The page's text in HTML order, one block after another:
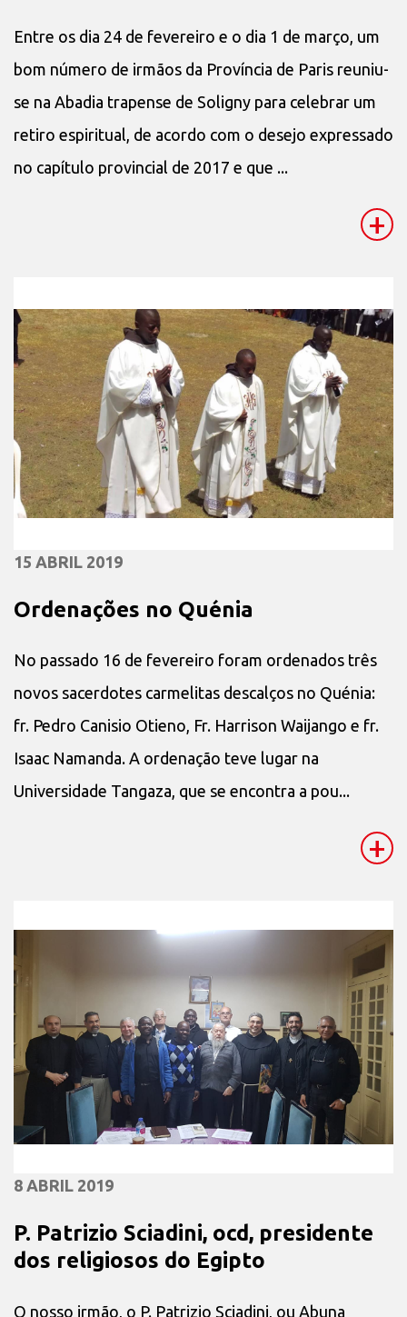
Entre os dia 24 de fevereiro e o dia 1 de março, um
bom número de irmãos da Província de Paris reuniu-
se na Abadia trapense de Soligny para celebrar um
retiro espiritual, de acordo com o desejo expressado
no capítulo provincial de 2017 e que ...
+
15 ABRIL 2019
Ordenações no Quénia
No passado 16 de fevereiro foram ordenados três
novos sacerdotes carmelitas descalços no Quénia:
fr. Pedro Canisio Otieno, Fr. Harrison Waijango e fr.
Isaac Namanda. A ordenação teve lugar na
Universidade Tangaza, que se encontra a pou...
+
8 ABRIL 2019
P. Patrizio Sciadini, ocd, presidente
dos religiosos do Egipto
O nosso irmão, o P. Patrizio Sciadini, ou Abuna